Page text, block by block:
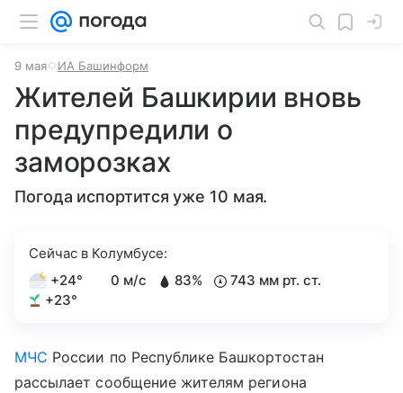
9 мая ИА Башинформ
Жителей Башкирии вновь
предупредили о
заморозках
Погода испортится уже 10 мая.
Сейчас в Колумбусе:
+24°
0 м/с 83%
743 мм рт. ст.
+23°
МЧС России по Республике Башкортостан
рассылает сообщение жителям региона